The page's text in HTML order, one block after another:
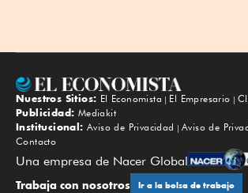
Nuestros Sitios: El Economista El Empresario
Publicidad: Mediakit
Institucional: Aviso de Privacidad
Aviso de
Contacto
Una empresa de Nacer Global
Trabaja con nosotros Ir a la bolsa de trabajo